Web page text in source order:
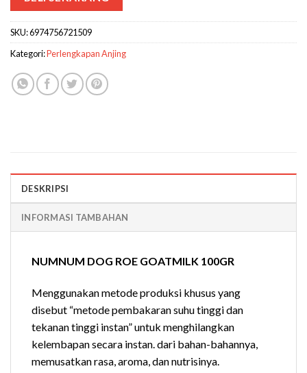
SKU:6974756721509
Kategori:Perlengkapan Anjing
DESKRIPSI
INFORMASI TAMBAHAN
NUMNUM DOG ROE GOATMILK 100GR
Menggunakan metode produksi khusus yang
disebut “metode pembakaran suhu tinggi dan
tekanan tinggi instan” untuk menghilangkan
kelembapan secara instan. dari bahan-bahannya,
memusatkan rasa, aroma, dan nutrisinya.